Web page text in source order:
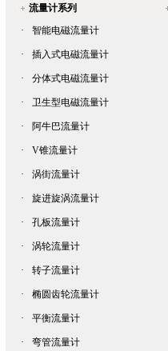
流量计系列
·
智能电磁流量计
· 插入式电磁流量计
· 分体式电磁流量计
· 卫生型电磁流量计
· 阿牛巴流量计
· V锥流量计
· 涡街流量计
· 旋进旋涡流量计
· 孔板流量计
· 涡轮流量计
· 转子流量计
· 椭圆齿轮流量计
· 平衡流量计
· 弯管流量计